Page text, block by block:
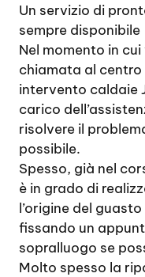
Un servizio di
sempre disponibile
Nel momento in
chiamata al
intervento caldaie
carico
risolvere il
possibile.
Spesso, già nel
è in grado di
l’origine del
fissando un
sopralluogo se
Molto spesso la